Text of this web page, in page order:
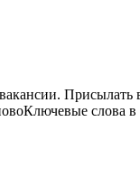
Присылать
Ключевые слова в